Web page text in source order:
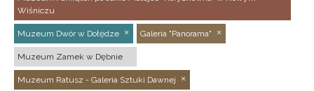
Wiśniczu
Muzeum Dwór w Dołędze Galeria "Panorama"
Muzeum Zamek w Dębnie
Muzeum Ratusz - Galeria Sztuki Dawnej